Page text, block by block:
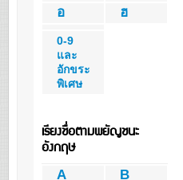
อ
ฮ
0-9
และ
อักขระ
พิเศษ
เรียงชื่อตามพยัญชนะ
อังกฤษ
A
B